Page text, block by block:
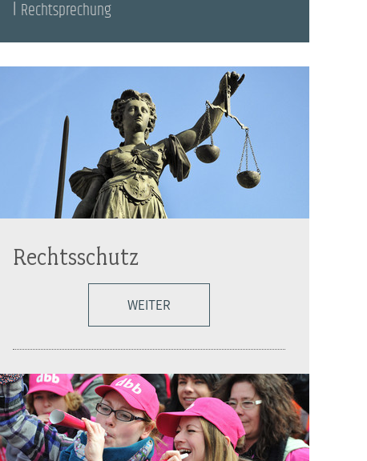
Rechtsprechung
Rechtsschutz
WEITER